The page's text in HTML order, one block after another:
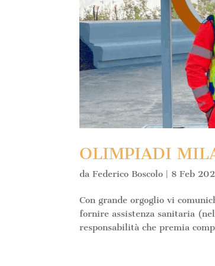
OLIMPIADI
daFederico Boscolo | 8 Feb
Con grande orgoglio vi
fornire assistenza sanitaria
responsabilità che premia